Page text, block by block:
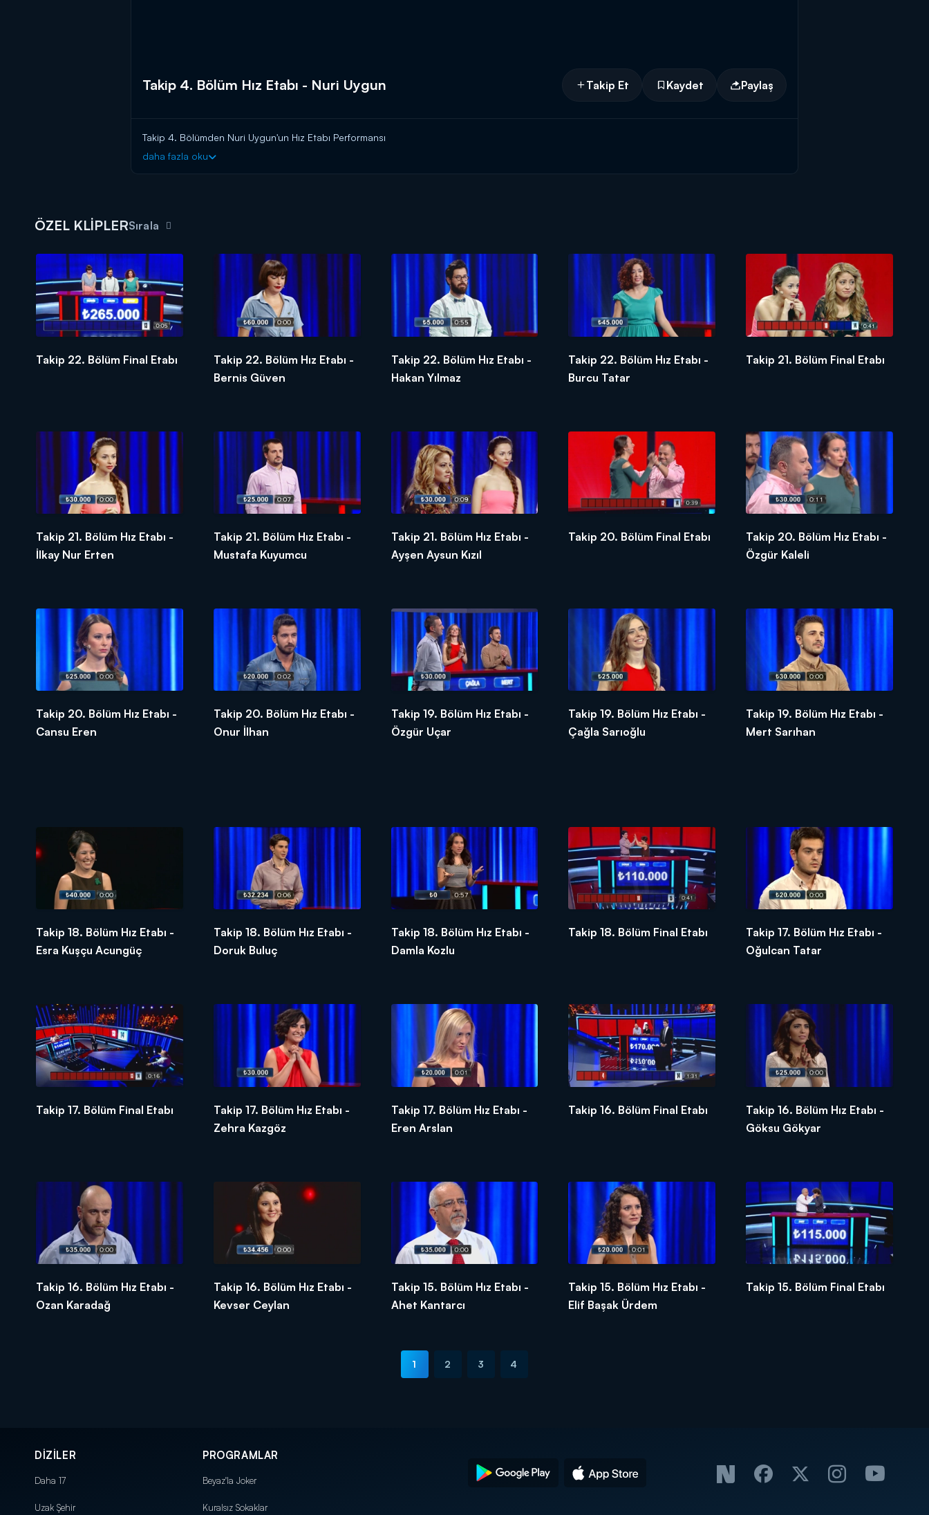
Takip 4. Bölüm Hız Etabı - Nuri Uygun Takip Et Kaydet Paylaş
Takip 4. Bölümden Nuri Uygun'un Hız Etabı Performansı
daha fazla oku
ÖZEL KLİPLERSırala
Takip 22. Bölüm Final Etabı
Takip 22. Bölüm Hız Etabı -
Bernis Güven
Takip 22. Bölüm Hız Etabı -
Hakan Yılmaz
Takip 22. Bölüm Hız Etabı -
Burcu Tatar
Takip 21. Bölüm Final Etabı
Takip 21. Bölüm Hız Etabı -
İlkay Nur Erten
Takip 21. Bölüm Hız Etabı -
Mustafa Kuyumcu
Takip 21. Bölüm Hız Etabı -
Ayşen Aysun Kızıl
Takip 20. Bölüm Final Etabı
Takip 20. Bölüm Hız Etabı -
Özgür Kaleli
Takip 20. Bölüm Hız Etabı -
Cansu Eren
Takip 20. Bölüm Hız Etabı -
Onur İlhan
Takip 19. Bölüm Hız Etabı -
Özgür Uçar
Takip 19. Bölüm Hız Etabı -
Çağla Sarıoğlu
Takip 19. Bölüm Hız Etabı -
Mert Sarıhan
Takip 18. Bölüm Hız Etabı -
Esra Kuşçu Acungüç
Takip 18. Bölüm Hız Etabı -
Doruk Buluç
Takip 18. Bölüm Hız Etabı -
Damla Kozlu
Takip 18. Bölüm Final Etabı
Takip 17. Bölüm Hız Etabı -
Oğulcan Tatar
Takip 17. Bölüm Final Etabı
Takip 17. Bölüm Hız Etabı -
Zehra Kazgöz
Takip 17. Bölüm Hız Etabı -
Eren Arslan
Takip 16. Bölüm Final Etabı
Takip 16. Bölüm Hız Etabı -
Göksu Gökyar
Takip 16. Bölüm Hız Etabı -
Ozan Karadağ
Takip 16. Bölüm Hız Etabı -
Kevser Ceylan
Takip 15. Bölüm Hız Etabı -
Ahet Kantarcı
Takip 15. Bölüm Hız Etabı -
Elif Başak Ürdem
Takip 15. Bölüm Final Etabı
1 2 3 4
DİZİLER
Daha 17
Uzak Şehir
PROGRAMLAR
Beyaz'la Joker
Kuralsız Sokaklar